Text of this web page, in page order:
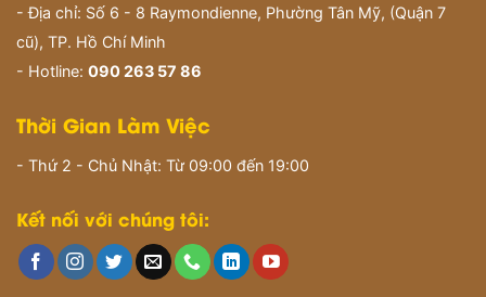
- Địa chỉ: Số 6 - 8 Raymondienne, Phường Tân Mỹ, (Quận 7
cũ), TP. Hồ Chí Minh
- Hotline: 090 263 57 86
Thời Gian Làm Việc
- Thứ 2 - Chủ Nhật: Từ 09:00 đến 19:00
Kết nối với chúng tôi: